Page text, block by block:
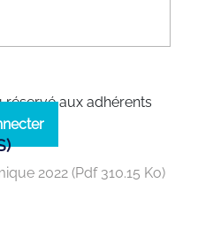
aux adhérents
2022 (Pdf310.15 Ko)